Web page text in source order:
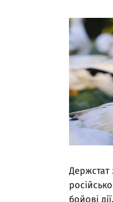
Держстат
бойові дії.